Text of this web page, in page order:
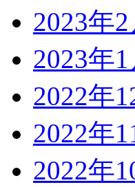
2023年2
2023年1
2022年
2022年
2022年